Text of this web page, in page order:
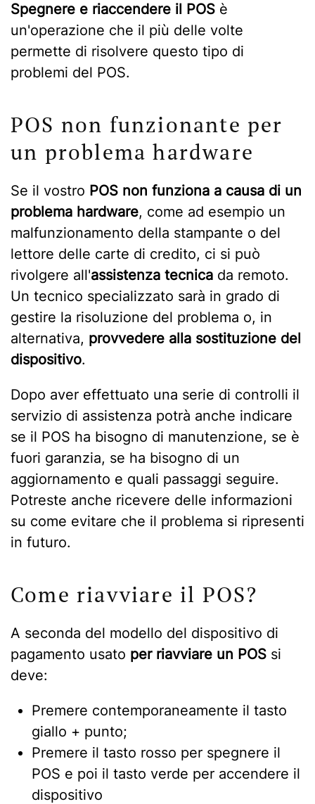
Spegnere e riaccendere il POS è
un'operazione che il più delle volte
permette di risolvere questo tipo di
problemi del POS.
POS non funzionante per
un problema hardware
Se il vostro POS non funziona a causa di un
problema hardware, come ad esempio un
malfunzionamento della stampante o del
lettore delle carte di credito, ci si può
rivolgere all'assistenza tecnica da remoto.
Un tecnico specializzato sarà in grado di
gestire la risoluzione del problema o, in
alternativa, provvedere alla sostituzione del
dispositivo.
Dopo aver effettuato una serie di controlli il
servizio di assistenza potrà anche indicare
se il POS ha bisogno di manutenzione, se è
fuori garanzia, se ha bisogno di un
aggiornamento e quali passaggi seguire.
Potreste anche ricevere delle informazioni
su come evitare che il problema si ripresenti
in futuro.
Come riavviare il POS?
A seconda del modello del dispositivo di
pagamento usato per riavviare un POS si
deve:
Premere contemporaneamente il tasto
giallo + punto;
Premere il tasto rosso per spegnere il
POS e poi il tasto verde per accendere il
dispositivo